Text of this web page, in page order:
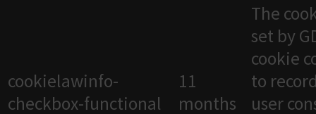
cookielawinfo-
checkbox-functional
11
months
The
set by
cookie
to
user